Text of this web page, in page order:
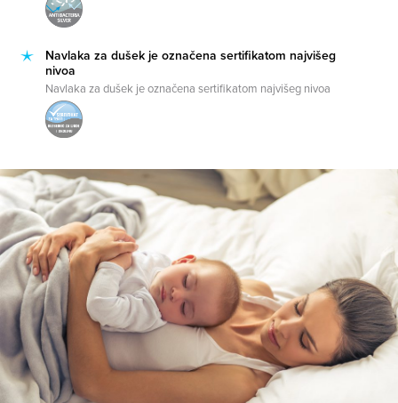
Navlaka za dušek je označena sertifikatom najvišeg
nivoa
Navlaka za dušek je označena sertifikatom najvišeg nivoa